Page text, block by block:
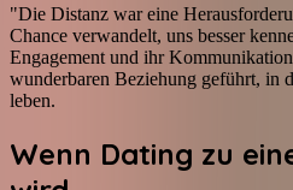
"Die Distanz war eine
Chance verwandelt, uns besser
Engagement und ihr
wunderbaren Beziehung geführt, in
leben.
Wenn Dating zu